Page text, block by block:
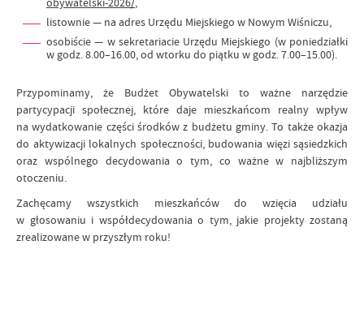
listownie — na adres Urzędu Miejskiego w Nowym Wiśniczu,
osobiście — w sekretariacie Urzędu Miejskiego (w poniedziałki
w godz. 8.00–16.00, od wtorku do piątku w godz. 7.00–15.00).
Przypominamy, że Budżet Obywatelski to ważne narzędzie
partycypacji społecznej, które daje mieszkańcom realny wpływ
na wydatkowanie części środków z budżetu gminy. To także okazja
do aktywizacji lokalnych społeczności, budowania więzi sąsiedzkich
oraz wspólnego decydowania o tym, co ważne w najbliższym
otoczeniu.
Zachęcamy wszystkich mieszkańców do wzięcia udziału
w głosowaniu i współdecydowania o tym, jakie projekty zostaną
zrealizowane w przyszłym roku!